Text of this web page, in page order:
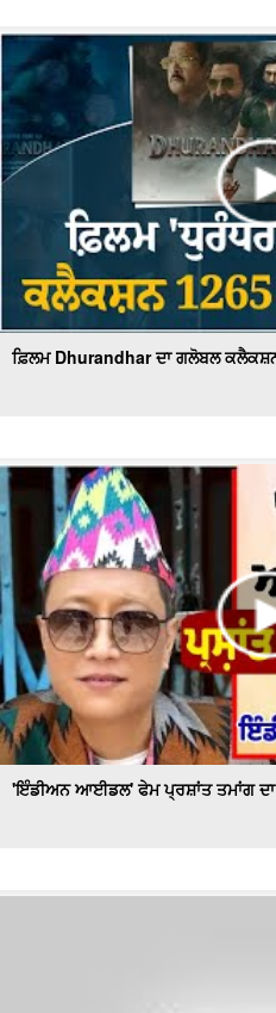
ਫ਼ਿਲਮ Dhurandhar ਦਾ ਗਲੋਬਲ
'ਇੰਡੀਅਨ ਆਈਡਲ' ਫੇਮ ਪ੍ਰਸ਼ਾਂਤ ਤਮਾਂਗ ਦਾ